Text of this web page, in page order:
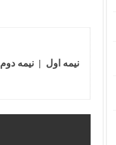
نیمه اول |نیمه دوم